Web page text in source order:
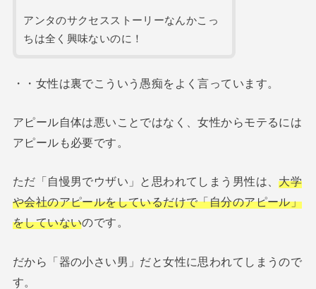
アンタのサクセスストーリーなんかこっ
ちは全く興味ないのに！
・・女性は裏でこういう愚痴をよく言っています。
アピール自体は悪いことではなく、女性からモテるには
アピールも必要です。
ただ「自慢男でウザい」と思われてしまう男性は、大学
や会社のアピールをしているだけで「自分のアピール」
をしていないのです。
だから「器の小さい男」だと女性に思われてしまうので
す。